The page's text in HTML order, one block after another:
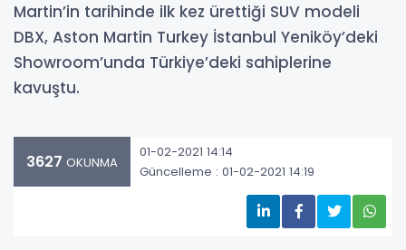
Martin’in tarihinde ilk kez ürettiği SUV modeli
DBX, Aston Martin Turkey İstanbul Yeniköy’deki
Showroom’unda Türkiye’deki sahiplerine
kavuştu.
3627 OKUNMA
01-02-2021 14:14
Güncelleme : 01-02-2021 14:19